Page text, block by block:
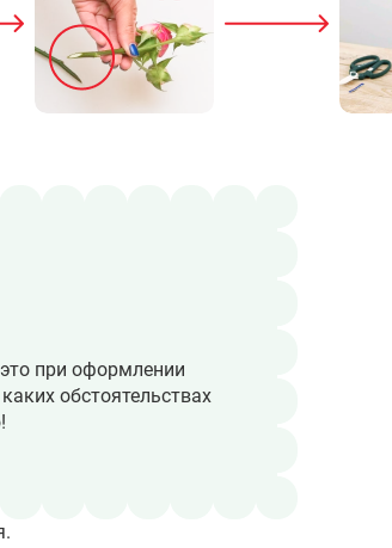
при оформлении
обстоятельствах